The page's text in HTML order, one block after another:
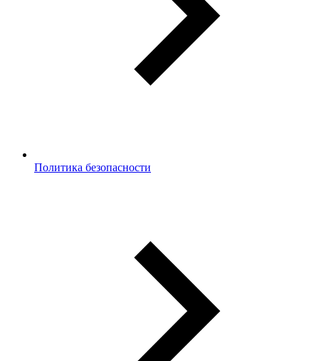
Политика безопасности